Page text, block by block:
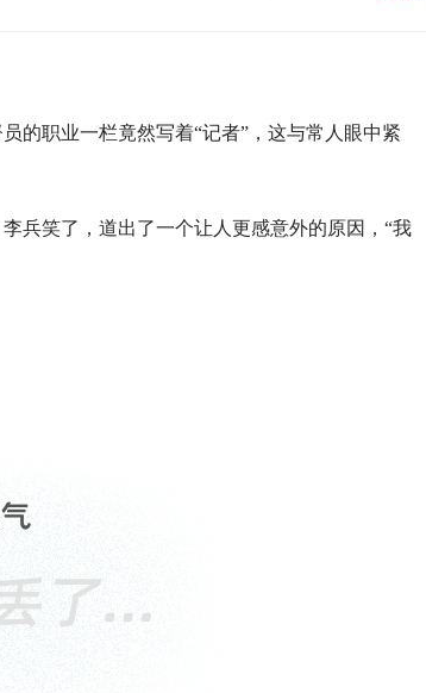
的职业一栏竟然写着“记者”，这与常人眼中紧
兵笑了，道出了一个让人更感意外的原因，“我